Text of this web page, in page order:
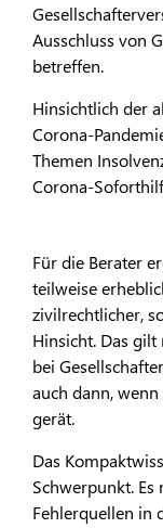
Ausschluss von
betreffen.
Hinsichtlich der
Corona-
Themen
Corona-
Für die Berater
teilweise
zivilrechtlicher,
Hinsicht. Das
bei
auch dann,
gerät.
Das
Schwerpunkt.
Fehlerquellen in